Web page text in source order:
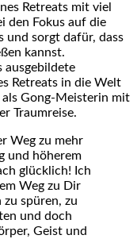
Retreats mit viel
den Fokus auf die
und sorgt dafür, dass
kannst.
ausgebildete
Retreats in die Welt
Gong-Meisterin mit
Traumreise.
Weg zu mehr
und höherem
glücklich! Ich
Weg zu Dir
zu spüren, zu
und doch
Geist und